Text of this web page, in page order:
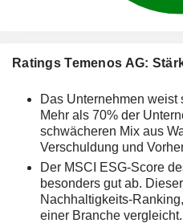
Ratings Temenos AG:
Das Unternehmen
Mehr als 70% der
schwächeren Mix aus
Verschuldung und
Der MSCI ESG-Score
besonders gut ab.
Nachhaltigkeits-
einer Branche vergleicht.